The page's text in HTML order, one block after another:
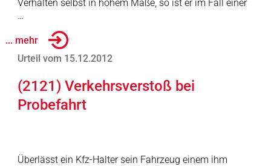
Verhalten selbst in hohem Maße, so ist er im Fall einer
…
... mehr
Urteil vom 15.12.2012
(2121) Verkehrsverstoß bei
Probefahrt
Überlässt ein Kfz-Halter sein Fahrzeug einem ihm